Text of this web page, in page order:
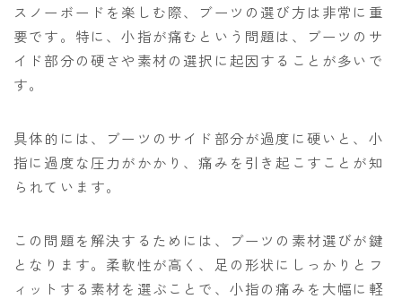
スノーボードを楽しむ際、ブーツの選び方は非常に重
要です。特に、小指が痛むという問題は、ブーツのサ
イド部分の硬さや素材の選択に起因することが多いで
す。
具体的には、ブーツのサイド部分が過度に硬いと、小
指に過度な圧力がかかり、痛みを引き起こすことが知
られています。
この問題を解決するためには、ブーツの素材選びが鍵
となります。柔軟性が高く、足の形状にしっかりとフ
ィットする素材を選ぶことで、小指の痛みを大幅に軽